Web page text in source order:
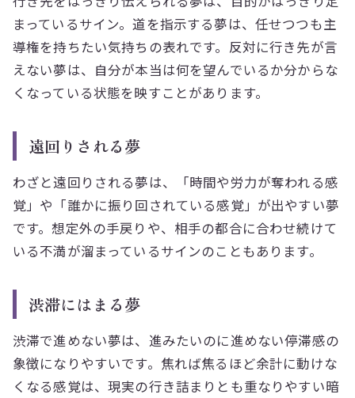
まっているサイン。道を指示する夢は、任せつつも主
導権を持ちたい気持ちの表れです。反対に行き先が言
えない夢は、自分が本当は何を望んでいるか分からな
くなっている状態を映すことがあります。
遠回りされる夢
わざと遠回りされる夢は、「時間や労力が奪われる感
覚」や「誰かに振り回されている感覚」が出やすい夢
です。想定外の手戻りや、相手の都合に合わせ続けて
いる不満が溜まっているサインのこともあります。
渋滞にはまる夢
渋滞で進めない夢は、進みたいのに進めない停滞感の
象徴になりやすいです。焦れば焦るほど余計に動けな
くなる感覚は、現実の行き詰まりとも重なりやすい暗